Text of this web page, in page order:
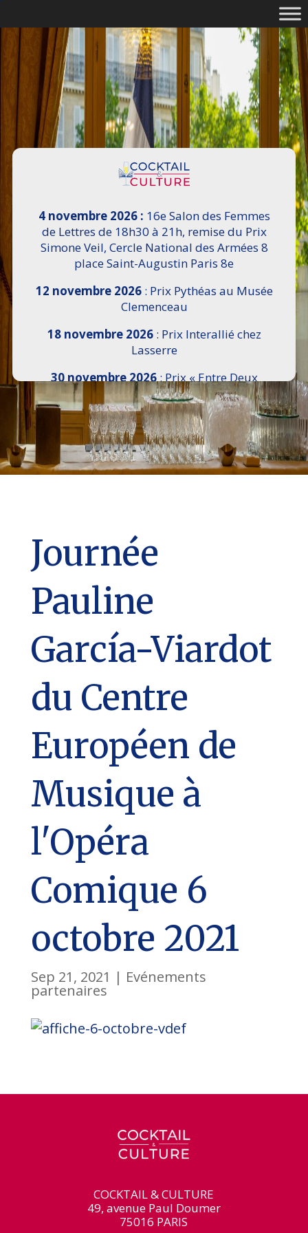
4 novembre 2026 : 16e Salon des Femmes
de Lettres de 18h30 à 21h, remise du Prix
Simone Veil, Cercle National des Armées 8
place Saint-Augustin Paris 8e
12 novembre 2026: Prix Pythéas au Musée
Clemenceau
18 novembre 2026: Prix Interallié chez
Lasserre
30 novembre 2026: Prix « Entre Deux
Rives » I Scemi Astutti au Sénat
7 décembre 2026 :16e Salon de l’Histoire de
18h30 à 21h, remise du Prix du Guesclin,
Cercle National des Armées 8 place Saint-
Augustin Paris 8e
Journée
Pauline
García-Viardot
du Centre
Européen de
Musique à
l'Opéra
Comique 6
octobre 2021
Sep 21, 2021 | Evénements
partenaires
COCKTAIL & CULTURE
49, avenue Paul Doumer
75016 PARIS